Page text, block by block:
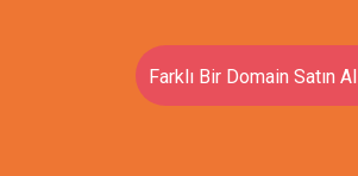
Farklı Bir Domain Satın Al